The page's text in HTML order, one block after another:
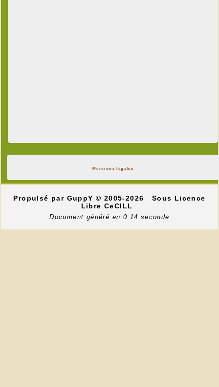
Mentions légales
Propulsé par GuppY© 2005-2026
Sous Licence
Libre CeCILL
Document généré en 0.14 seconde